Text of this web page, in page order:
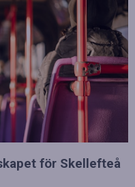
för Skellefteå